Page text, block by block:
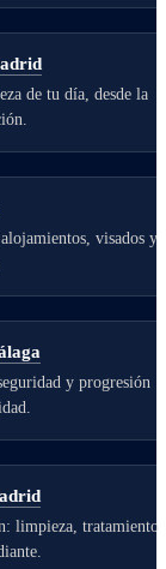
de tu día, desde la
visados y
y progresión
limpieza, tratamiento